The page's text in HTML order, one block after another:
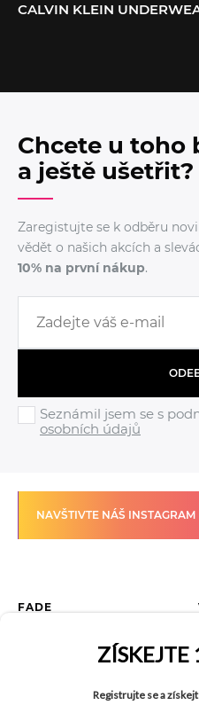
CALVIN KLEIN
Chcete u toho
a ještě ušetřit?
Zaregistujte se k odběru
vědět o našich akcích a
10% na první nákup.
Seznámil jsem se s
osobních údajů
NAVŠTIVTE NÁŠ INSTAGRAM
FADE
ZÍSKEJTE
Registrujte se a